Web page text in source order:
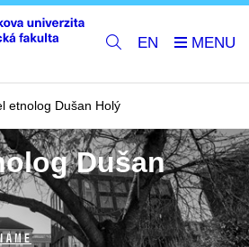
EN
etnolog Dušan Holý
Dušan